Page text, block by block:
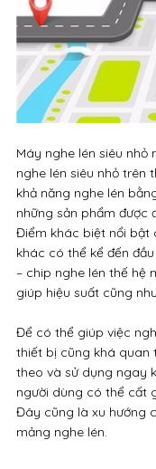
Máy nghe lén siêu
nghe lén siêu nhỏ trên
khả năng nghe lén
những sản phẩm
Điểm khác biệt nổi bật
khác có thể kể đến
– chip nghe lén thế hệ
giúp hiệu suất cũng
Để có thể giúp việc
thiết bị cũng khá quan
theo và sử dụng ngay
người dùng có thể cất
Đây cũng là xu hướng
mảng nghe lén.